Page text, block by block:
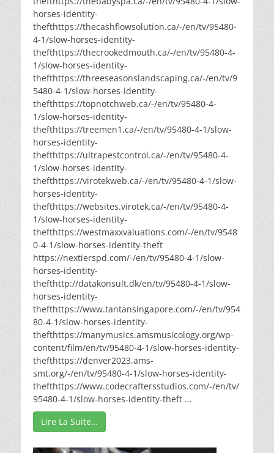
horses-identity-
thefthttps://thecashflowsolution.ca/-/en/tv/95480-
4-1/slow-horses-identity-
thefthttps://thecrookedmouth.ca/-/en/tv/95480-4-
1/slow-horses-identity-
thefthttps://threeseasonslandscaping.ca/-/en/tv/9
5480-4-1/slow-horses-identity-
thefthttps://topnotchweb.ca/-/en/tv/95480-4-
1/slow-horses-identity-
thefthttps://treemen1.ca/-/en/tv/95480-4-1/slow-
horses-identity-
thefthttps://ultrapestcontrol.ca/-/en/tv/95480-4-
1/slow-horses-identity-
thefthttps://virotekweb.ca/-/en/tv/95480-4-1/slow-
horses-identity-
thefthttps://websites.virotek.ca/-/en/tv/95480-4-
1/slow-horses-identity-
thefthttps://westmaxxvaluations.com/-/en/tv/9548
0-4-1/slow-horses-identity-theft
https://nextierspd.com/-/en/tv/95480-4-1/slow-
horses-identity-
thefthttp://datakonsult.dk/en/tv/95480-4-1/slow-
horses-identity-
thefthttps://www.tantansingapore.com/-/en/tv/954
80-4-1/slow-horses-identity-
thefthttps://manymusics.amsmusicology.org/wp-
content/film/en/tv/95480-4-1/slow-horses-identity-
thefthttps://denver2023.ams-
smt.org/-/en/tv/95480-4-1/slow-horses-identity-
thefthttps://www.codecraftersstudios.com/-/en/tv/
95480-4-1/slow-horses-identity-theft ...
Lire La Suite…